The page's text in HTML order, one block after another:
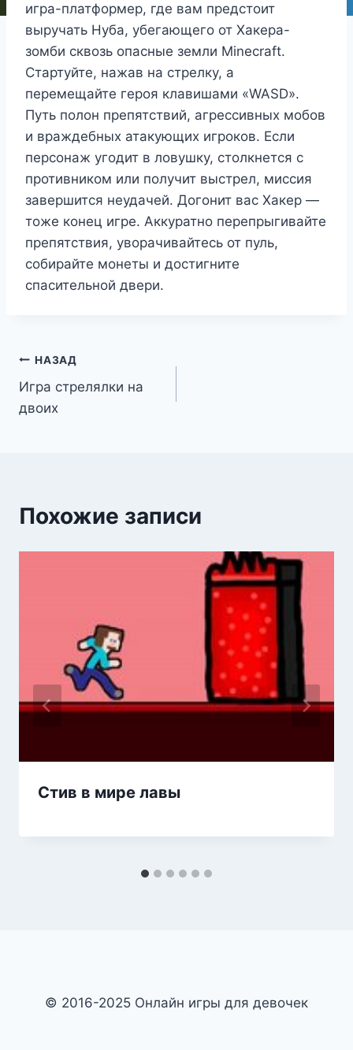
игра-платформер, где вам предстоит
выручать Нуба, убегающего от Хакера-
зомби сквозь опасные земли Minecraft.
Стартуйте, нажав на стрелку, а
перемещайте героя клавишами «WASD».
Путь полон препятствий, агрессивных мобов
и враждебных атакующих игроков. Если
персонаж угодит в ловушку, столкнется с
противником или получит выстрел, миссия
завершится неудачей. Догонит вас Хакер —
тоже конец игре. Аккуратно перепрыгивайте
препятствия, уворачивайтесь от пуль,
собирайте монеты и достигните
спасительной двери.
Навигация
по
НАЗАД
Игра стрелялки на
двоих
Похожие записи
Стив в мире лавы
© 2016-2025 Онлайн игры для девочек